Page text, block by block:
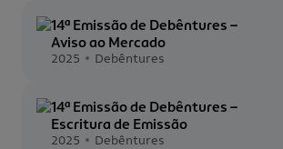
14ª Emissão de Debêntures –
Aviso ao Mercado
2025 Debêntures
14ª Emissão de Debêntures –
Escritura de Emissão
2025 Debêntures